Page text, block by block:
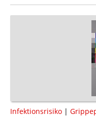
Infektionsrisiko |